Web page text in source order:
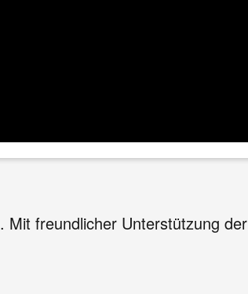
. Mit freundlicher Unterstützung der